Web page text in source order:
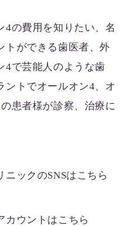
4の費用を知りたい、名
トができる歯医者、外
4で芸能人のような歯
ントでオールオン4、オ
患者様が診察、治療に
ックのSNSはこちら
カウントはこちら